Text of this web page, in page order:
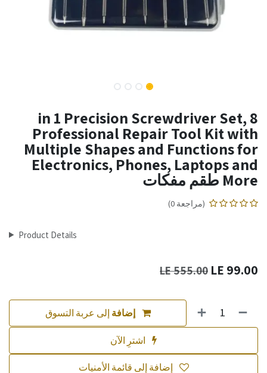
8 in 1 Precision Screwdriver Set,
Professional Repair Tool Kit with
Multiple Shapes and Functions for
Electronics, Phones, Laptops and
More طقم مفكات
(مراجعة 0)
Product Details
99.00
555.00
LE
إضافة إلى عربة التسوق
إضافة إلى قائمة الأمنيات